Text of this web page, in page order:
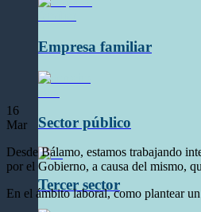
Empresa familiar
Sector público
Tercer sector
16
Mar
Desde Bálamo, estamos trabajando
por el Gobierno, a causa del mismo,
En el ámbito laboral, como plantear